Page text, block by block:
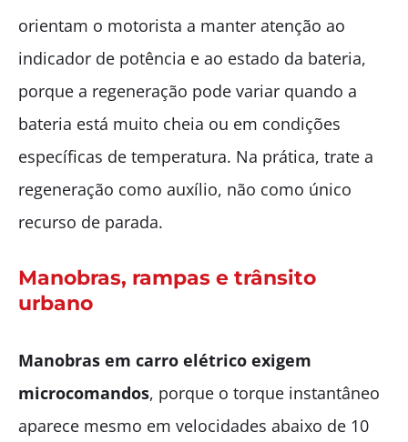
orientam o motorista a manter atenção ao
indicador de potência e ao estado da bateria,
porque a regeneração pode variar quando a
bateria está muito cheia ou em condições
específicas de temperatura. Na prática, trate a
regeneração como auxílio, não como único
recurso de parada.
Manobras, rampas e trânsito
urbano
Manobras em carro elétrico exigem
microcomandos, porque o torque instantâneo
aparece mesmo em velocidades abaixo de 10